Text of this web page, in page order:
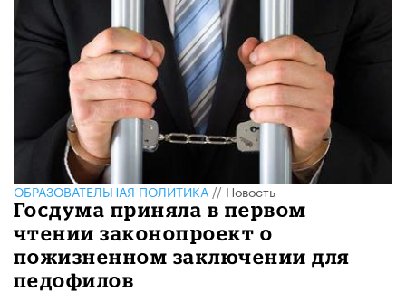
ОБРАЗОВАТЕЛЬНАЯ ПОЛИТИКА//Новость
Госдума приняла в первом
чтении законопроект о
пожизненном заключении для
педофилов